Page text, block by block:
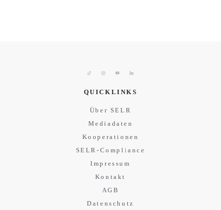
QUICKLINKS
Über SELR
Mediadaten
Kooperationen
SELR-Compliance
Impressum
Kontakt
AGB
Datenschutz